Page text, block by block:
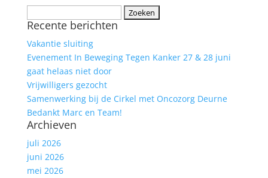
naar:
Recente berichten
Vakantie sluiting
Evenement In Beweging Tegen Kanker 27 & 28 juni
gaat helaas niet door
Vrijwilligers gezocht
Samenwerking bij de Cirkel met Oncozorg Deurne
Bedankt Marc en Team!
Archieven
juli 2026
juni 2026
mei 2026